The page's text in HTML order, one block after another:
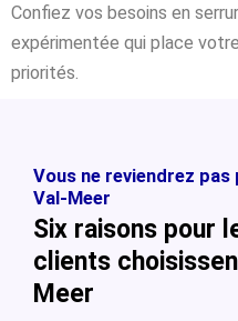
Confiez vos besoins en
expérimentée qui place
priorités.
Vous ne reviendrez
Val-Meer
Six raisons pour
clients
Meer